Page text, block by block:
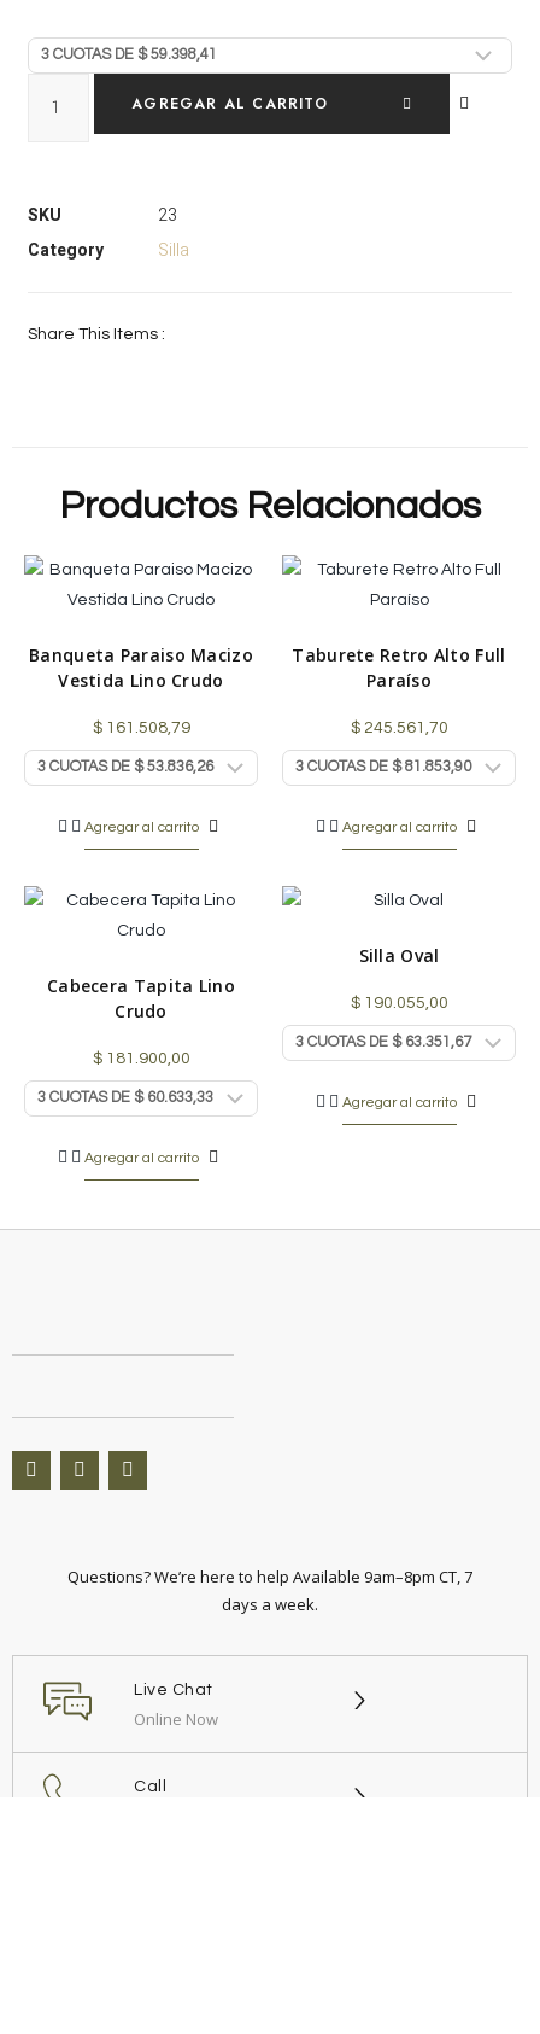
AGREGAR AL CARRITO
SKU
23
Category
Silla
Share This Items :
Productos Relacionados
Banqueta Paraiso Macizo
Vestida Lino Crudo
$161.508,79
Agregar al carrito
Taburete Retro Alto Full
Paraíso
$245.561,70
Agregar al carrito
Cabecera Tapita Lino
Crudo
$181.900,00
Agregar al carrito
Silla Oval
$190.055,00
Agregar al carrito
Questions? We’re here to help Available 9am–8pm CT, 7
days a week.
Live Chat
Online Now
Call